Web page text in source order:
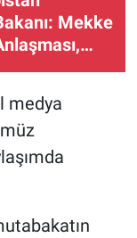
Mekke
dünyanın
medya